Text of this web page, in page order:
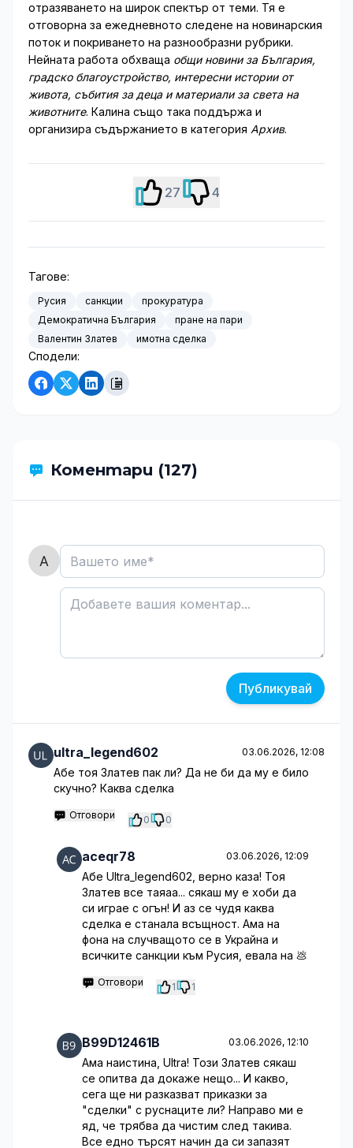
отразяването на широк спектър от теми. Тя е
отговорна за ежедневното следене на новинарския
поток и покриването на разнообразни рубрики.
Нейната работа обхваща общи новини за България,
градско благоустройство, интересни истории от
живота, събития за деца и материали за света на
животните. Калина също така поддържа и
организира съдържанието в категория Архив.
27 4
Тагове:
Русия санкции
прокуратура
Демократична България
пране на пари
Валентин Златев
имотна сделка
Сподели:
Коментари (127)
Публикувай
ultra_legend602 03.06.2026, 12:08
Абе тоя Златев пак ли? Да не би да му е било
скучно? Каква сделка
Отговори 0 0
aceqr78 03.06.2026, 12:09
Абе Ultra_legend602, верно каза! Тоя
Златев все таяаа... сякаш му е хоби да
си играе с огън! И аз се чудя каква
сделка е станала всъщност. Ама на
фона на случващото се в Украйна и
всичките санкции към Русия, евала на 💩
Отговори 1 1
B99D12461B 03.06.2026, 12:10
Ама наистина, Ultra! Този Златев сякаш
се опитва да докаже нещо... И какво,
сега ще ни разказват приказки за
"сделки" с руснаците ли? Направо ми е
яд, че трябва да чистим след такива.
Все едно търсят начин да си запазят